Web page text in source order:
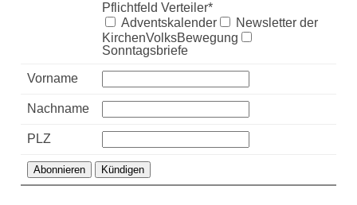
Pflichtfeld Verteiler*
Adventskalender
Newsletter der
KirchenVolksBewegung
Sonntagsbriefe
Vorname
Nachname
PLZ